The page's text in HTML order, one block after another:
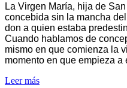
La Virgen María, hija de
concebida sin la mancha
don a quien estaba
Cuando hablamos de
mismo en que comienza la
momento en que empieza
Leer más